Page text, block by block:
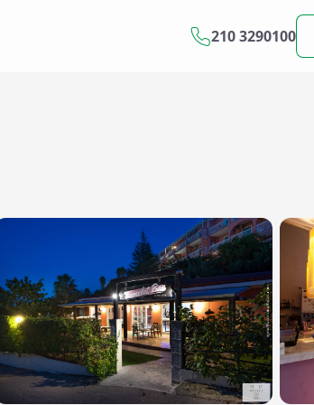
210 3290100